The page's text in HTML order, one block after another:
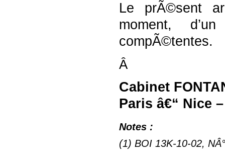
Le prÃ©sent
moment,
compÃ©tentes.
Â
Cabinet
Paris â€“ Nice
Notes :
(1) BOI 13K-10-02,